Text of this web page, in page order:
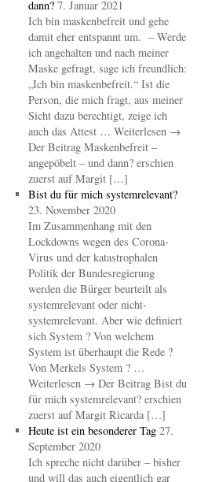
dann? 7. Januar 2021
Ich bin maskenbefreit und gehe
damit eher entspannt um. – Werde
ich angehalten und nach meiner
Maske gefragt, sage ich freundlich:
„Ich bin maskenbefreit.“ Ist die
Person, die mich fragt, aus meiner
Sicht dazu berechtigt, zeige ich
auch das Attest … Weiterlesen →
Der Beitrag Maskenbefreit –
angepöbelt – und dann? erschien
zuerst auf Margit […]
Bist du für mich systemrelevant?
23. November 2020
Im Zusammenhang mit den
Lockdowns wegen des Corona-
Virus und der katastrophalen
Politik der Bundesregierung
werden die Bürger beurteilt als
systemrelevant oder nicht-
systemrelevant. Aber wie definiert
sich System ? Von welchem
System ist überhaupt die Rede ?
Von Merkels System ? …
Weiterlesen → Der Beitrag Bist du
für mich systemrelevant? erschien
zuerst auf Margit Ricarda […]
Heute ist ein besonderer Tag 27.
September 2020
Ich spreche nicht darüber – bisher
und will das auch eigentlich gar